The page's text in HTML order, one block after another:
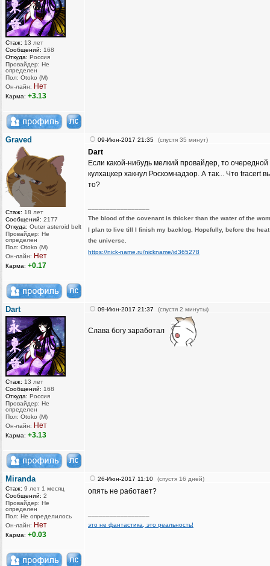
Стаж: 13 лет
Сообщений: 168
Откуда: Россия
Провайдер: Не
определен
Пол: Otoko (M)
Он-лайн: Нет
Карма: +3.13
Graved
Стаж: 18 лет
Сообщений: 2177
Откуда: Outer asteroid belt
Провайдер: Не
определен
Пол: Otoko (M)
Он-лайн: Нет
Карма: +0.17
09-Июн-2017 21:35 (спустя 35 минут)
Dart
Если какой-нибудь мелкий провайдер, то очередной
кулхацкер хакнул Роскомнадзор. А так... Что tracert
то?
The blood of the covenant is thicker than the water of the
I plan to live till I finish my backlog. Hopefully, before the
the universe.
https://nick-name.ru/nickname/id365278
Dart
Стаж: 13 лет
Сообщений: 168
Откуда: Россия
Провайдер: Не
определен
Пол: Otoko (M)
Он-лайн: Нет
Карма: +3.13
09-Июн-2017 21:37 (спустя 2 минуты)
Слава богу заработал
Miranda
Стаж: 9 лет 1 месяц
Сообщений: 2
Провайдер: Не
определен
Пол: Не определилось
Он-лайн: Нет
Карма: +0.03
26-Июн-2017 11:10 (спустя 16 дней)
опять не работает?
это не фантастика, это реальность!